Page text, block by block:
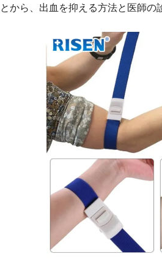
から、出血を抑える方法と医師の